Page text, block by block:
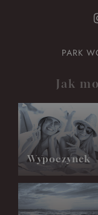
PARK
Jak
Wypoczynek